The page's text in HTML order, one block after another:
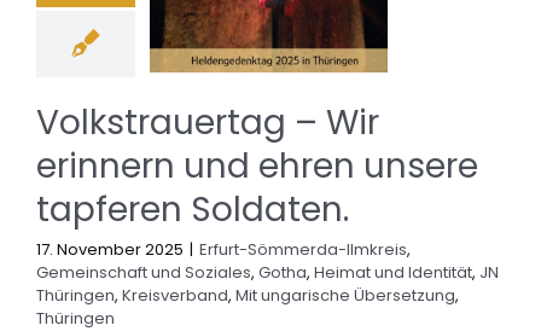
Volkstrauertag – Wir
erinnern und ehren unsere
tapferen Soldaten.
17. November 2025 | Erfurt-Sömmerda-Ilmkreis,
Gemeinschaft und Soziales, Gotha, Heimat und Identität, JN
Thüringen, Kreisverband, Mit ungarische Übersetzung,
Thüringen